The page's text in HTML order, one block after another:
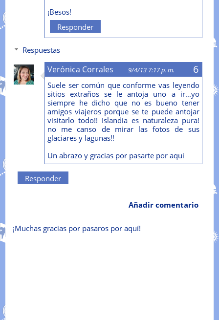
¡Besos!
Responder
Respuestas
Verónica Corrales 9/4/13 7:17 p. m.
Suele ser común que conforme vas leyendo
sitios extraños se le antoja uno a ir...yo
siempre he dicho que no es bueno tener
amigos viajeros porque se te puede antojar
visitarlo todo!! Islandia es naturaleza pura!
no me canso de mirar las fotos de sus
glaciares y lagunas!!
Un abrazo y gracias por pasarte por aqui
Responder
Añadir comentario
¡Muchas gracias por pasaros por aquí!